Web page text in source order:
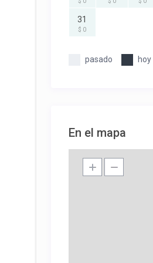
31
$ 0
pasado hoy
En el mapa